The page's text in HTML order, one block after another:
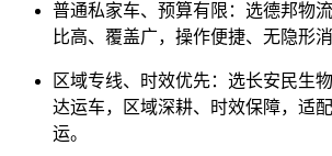
普通私家车、预算有限：选德邦物
比高、覆盖广，操作便捷、无隐形消
区域专线、时效优先：选长安民生
达运车，区域深耕、时效保障，适
运。